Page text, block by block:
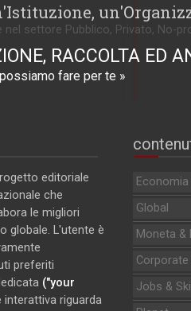
nel settore Pubblico, Privato, No-
RACCOLTA ED
fare per te »
editoriale
che
le migliori
globale. L'utente è
preferiti
("your
interattiva riguarda
Economia
Global
Moneta &
Corporate
Jobs &